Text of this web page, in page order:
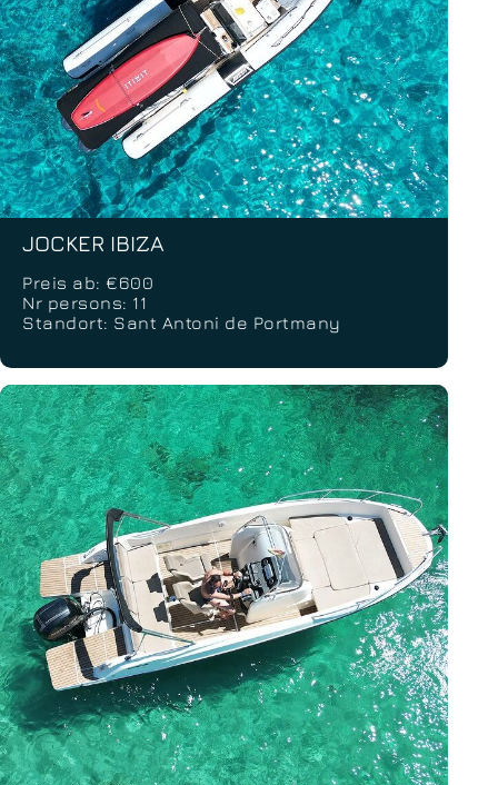
JOCKER IBIZA
Preis ab: €600
Nr persons: 11
Standort: Sant Antoni de Portmany